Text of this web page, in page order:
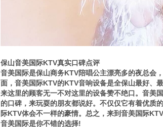
保山音美国际KTV真实口碑点评
音美国际是保山商务KTV陪唱公主漂亮多的夜总会
面，音美国际KTV的KTV音响设备是全保山最好、
来这里的顾客无一不对这里的设备赞不绝口。音美
的口碑，来玩耍的朋友都说好。不仅仅它有着优质
际KTV体会不一样的豪情。总之，来到音美国际
音美国际是你不错的选择!